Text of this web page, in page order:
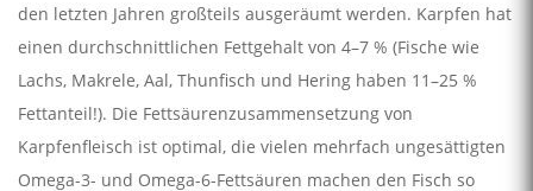
den letzten Jahren großteils ausgeräumt werden. Karpfen hat
einen durchschnittlichen Fettgehalt von 4–7 % (Fische wie
Lachs, Makrele, Aal, Thunfisch und Hering haben 11–25 %
Fettanteil!). Die Fettsäurenzusammensetzung von
Karpfenfleisch ist optimal, die vielen mehrfach ungesättigten
Omega-3- und Omega-6-Fettsäuren machen den Fisch so